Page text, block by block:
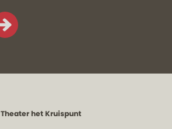
Theater het Kruispunt